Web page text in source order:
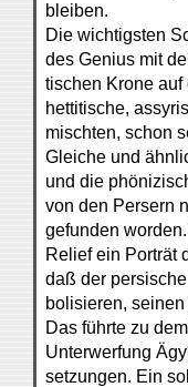
bleiben.
Die wichtigsten
des Genius mit
tischen Krone
hettitische,
mischten, schon
Gleiche und
und die
von den Persern
gefunden
Relief ein Porträt
daß der
bolisieren,
Das führte zu
Unterwerfung
setzungen. Ein